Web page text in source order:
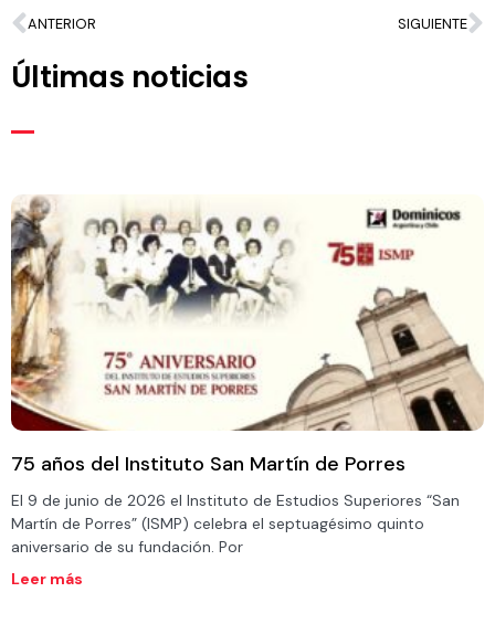
ANTERIOR SIGUIENTE
Últimas noticias
75 años del Instituto San Martín de Porres
El 9 de junio de 2026 el Instituto de Estudios Superiores “San
Martín de Porres” (ISMP) celebra el septuagésimo quinto
aniversario de su fundación. Por
Leer más